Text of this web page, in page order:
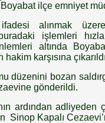
ilçe emniyet
ifadesi alınmak
işlemleri
altında
karşısına
düzenini bozan
gönderildi.
ardından adliyeden
Sinop Kapalı